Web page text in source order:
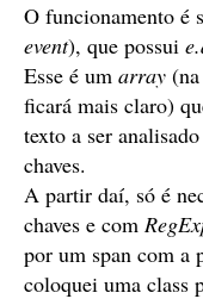
O funcionamento é
event), que possui
Esse é um array
ficará mais claro)
texto a ser
chaves.
A partir daí, só é
chaves e com
por um span com a
coloquei uma class